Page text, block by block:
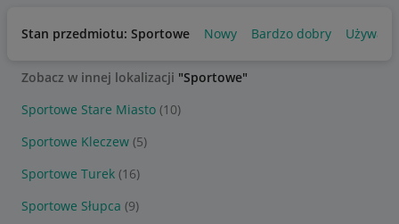
Stan przedmiotu: Sportowe Nowy Bardzo dobry Używany
Zobacz w innej lokalizacji "Sportowe"
Sportowe Stare Miasto (10)
Sportowe Kleczew (5)
Sportowe Turek (16)
Sportowe Słupca (9)